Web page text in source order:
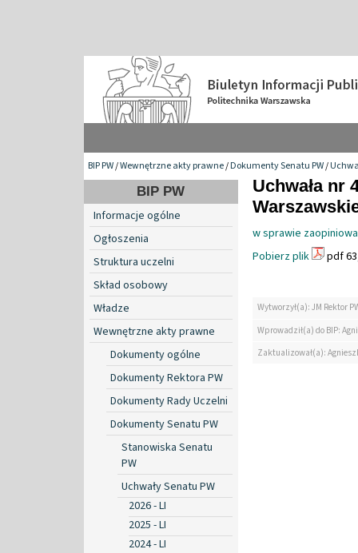
BIP PW/Wewnętrzne akty prawne/Dokumenty Senatu PW/
BIP PW
Informacje ogólne
Ogłoszenia
Struktura uczelni
Skład osobowy
Władze
Wewnętrzne akty prawne
Dokumenty ogólne
Dokumenty Rektora PW
Dokumenty Rady Uczelni
Dokumenty Senatu PW
Stanowiska Senatu
PW
Uchwały Senatu PW
2026 - LI
2025 - LI
2024 - LI
Uchwała nr
w sprawie
Pobierz plik
pdf
Wytworzył(a): JM Rektor
Wprowadził(a) do BIP:
Zaktualizował(a):